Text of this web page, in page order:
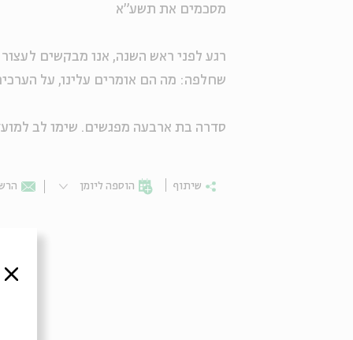
מסכמים את תשע"א
רגע לפני ראש השנה, אנו מבקשים
שחלפה: מה הם אומרים עלינו, על
סדרה בת ארבעה מפגשים. שימו לב
שיתוף הוספה ליומן
סגור